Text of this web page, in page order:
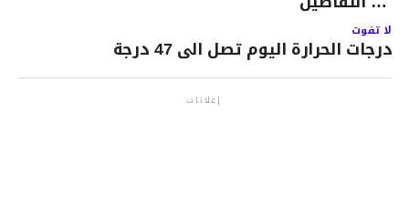
لا تفوت
درجات الحرارة اليوم تصل الى 47 درجة
إعلانات